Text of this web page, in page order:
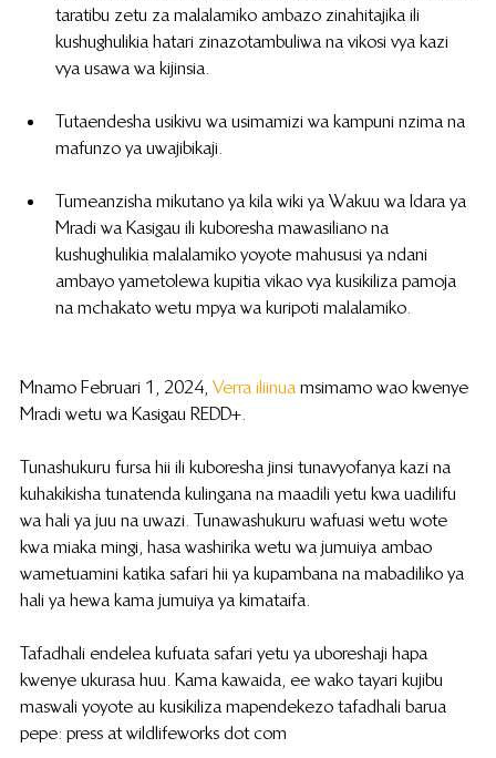
taratibu zetu za malalamiko ambazo zinahitajika ili
kushughulikia hatari zinazotambuliwa na vikosi vya kazi
vya usawa wa kijinsia.
Tutaendesha usikivu wa usimamizi wa kampuni nzima na
mafunzo ya uwajibikaji.
Tumeanzisha mikutano ya kila wiki ya Wakuu wa Idara ya
Mradi wa Kasigau ili kuboresha mawasiliano na
kushughulikia malalamiko yoyote mahususi ya ndani
ambayo yametolewa kupitia vikao vya kusikiliza pamoja
na mchakato wetu mpya wa kuripoti malalamiko.
Mnamo Februari 1, 2024, Verra iliinua msimamo wao kwenye
Mradi wetu wa Kasigau REDD+.
Tunashukuru fursa hii ili kuboresha jinsi tunavyofanya kazi na
kuhakikisha tunatenda kulingana na maadili yetu kwa uadilifu
wa hali ya juu na uwazi. Tunawashukuru wafuasi wetu wote
kwa miaka mingi, hasa washirika wetu wa jumuiya ambao
wametuamini katika safari hii ya kupambana na mabadiliko ya
hali ya hewa kama jumuiya ya kimataifa.
Tafadhali endelea kufuata safari yetu ya uboreshaji hapa
kwenye ukurasa huu. Kama kawaida, ee wako tayari kujibu
maswali yoyote au kusikiliza mapendekezo tafadhali barua
pepe: press at wildlifeworks dot com